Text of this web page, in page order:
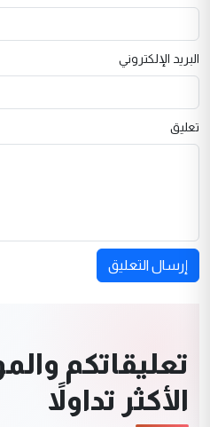
البريد الإلكتروني
تعليق
إرسال التعليق
تعليقاتكم
الأكثر تداولاً